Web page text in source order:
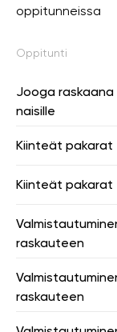
oppitunneissa
Oppitunti
Jooga raskaana
naisille
Kiinteät pakarat
Kiinteät pakarat
raskauteen
raskauteen